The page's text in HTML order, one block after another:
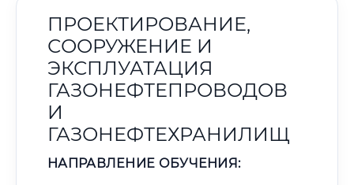
ПРОЕКТИРОВАНИЕ,
СООРУЖЕНИЕ И
ЭКСПЛУАТАЦИЯ
ГАЗОНЕФТЕПРОВОДОВ
И
ГАЗОНЕФТЕХРАНИЛИЩ
НАПРАВЛЕНИЕ ОБУЧЕНИЯ: